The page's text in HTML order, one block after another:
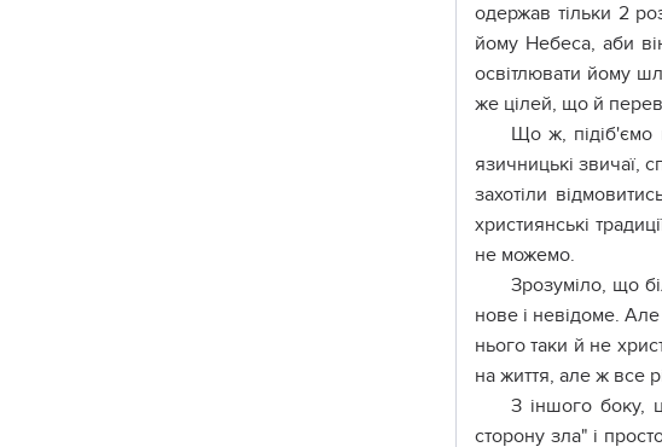
одержав тільки 2
йому Небеса, аби
освітлювати йому
же цілей, що й
Що ж, підіб'ємо
язичницькі звичаї,
захотіли
християнські
не можемо.
Зрозуміло, що
нове і невідоме.
нього таки й не
на життя, але ж все
З іншого боку,
сторону зла" і